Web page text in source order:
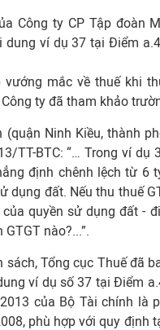
Công ty CP Tập đoàn
dung ví dụ 37 tại Điểm
vướng mắc về thuế khi
ty đã tham khảo
(quận Ninh Kiều, thành
TT-BTC: “… Trong ví dụ
định chênh lệch từ
dụng đất. Nếu thu thuế
quyền sử dụng đất -
nào?...”.
sách, Tổng cục Thuế đã
ví dụ số 37 tại Điểm
của Bộ Tài chính là
phù hợp với quy